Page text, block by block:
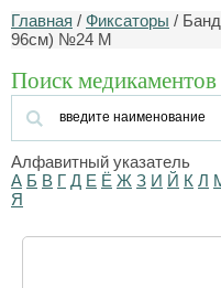
Главная / Фиксаторы /
96см) №24 М
Поиск медикаментов
Алфавитный указатель
А Б В Г Д Е Ё Ж З И Й К Л
Я